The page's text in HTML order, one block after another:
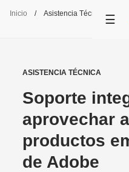
Inicio / Asistencia Técnica
ASISTENCIA TÉCNICA
Soporte
aprovechar
productos
de Adobe